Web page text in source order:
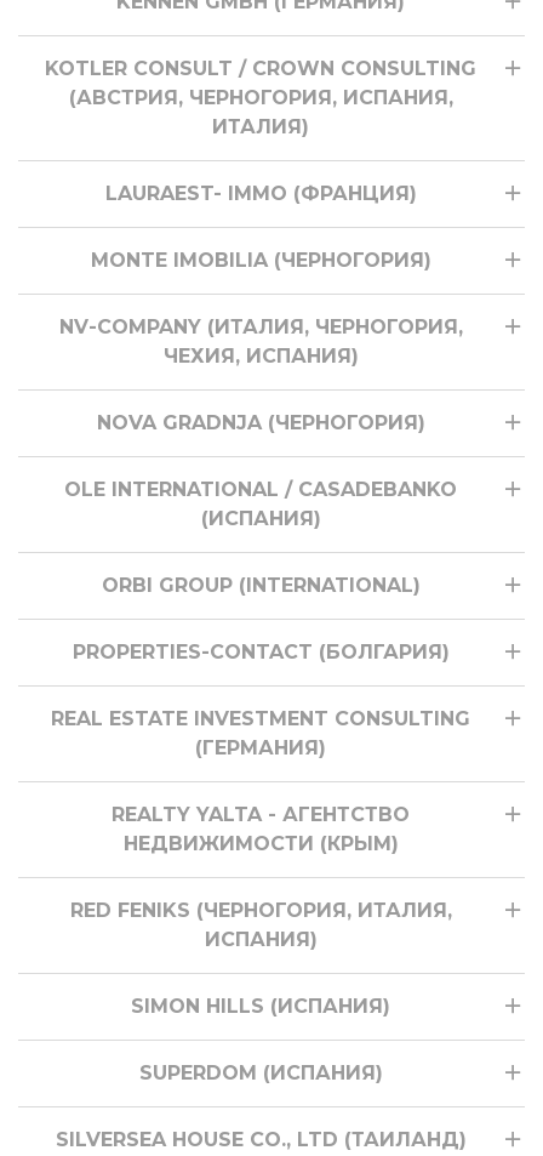
KOTLER CONSULT / CROWN CONSULTING
(АВСТРИЯ, ЧЕРНОГОРИЯ, ИСПАНИЯ,
ИТАЛИЯ)
LAURAEST- IMMO (ФРАНЦИЯ)
MONTE IMOBILIA (ЧЕРНОГОРИЯ)
NV-COMPANY (ИТАЛИЯ, ЧЕРНОГОРИЯ,
ЧЕХИЯ, ИСПАНИЯ)
NOVA GRADNJA (ЧЕРНОГОРИЯ)
OLE INTERNATIONAL / CASADEBANKO
(ИСПАНИЯ)
ORBI GROUP (INTERNATIONAL)
PROPERTIES-CONTACT (БОЛГАРИЯ)
REAL ESTATE INVESTMENT CONSULTING
(ГЕРМАНИЯ)
REALTY YALTA - АГЕНТСТВО
НЕДВИЖИМОСТИ (КРЫМ)
RED FENIKS (ЧЕРНОГОРИЯ, ИТАЛИЯ,
ИСПАНИЯ)
SIMON HILLS (ИСПАНИЯ)
SUPERDOM (ИСПАНИЯ)
SILVERSEA HOUSE CO., LTD (ТАИЛАНД)